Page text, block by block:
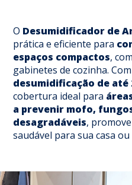
O Desumidificador de
prática e eficiente para
espaços compactos,
gabinetes de cozinha. Com
desumidificação de até
cobertura ideal para
a prevenir mofo,
desagradáveis,
saudável para sua casa